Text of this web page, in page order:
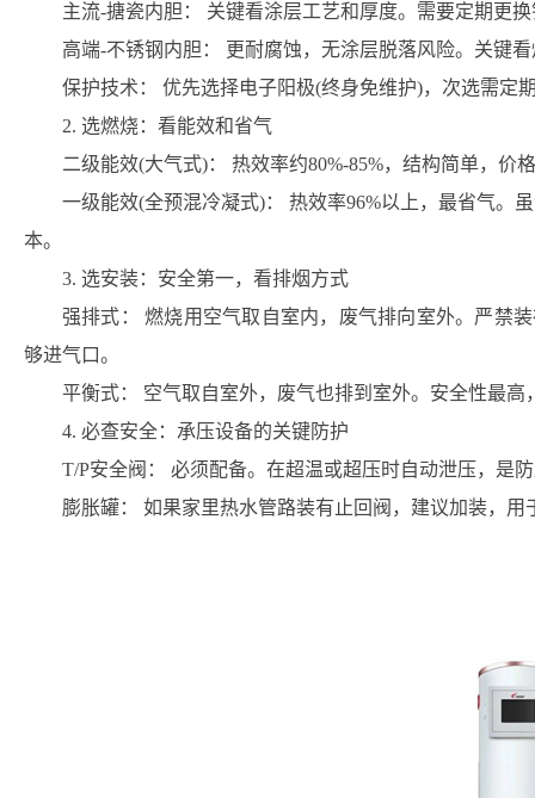
主流-搪瓷内胆： 关键看涂层工艺和厚度。需要定期更
高端-不锈钢内胆： 更耐腐蚀，无涂层脱落风险。关键
保护技术： 优先选择电子阳极(终身免维护)，次选需定
2. 选燃烧：看能效和省气
二级能效(大气式)： 热效率约80%-85%，结构简单，价
一级能效(全预混冷凝式)： 热效率96%以上，最省气。
本。
3. 选安装：安全第一，看排烟方式
强排式： 燃烧用空气取自室内，废气排向室外。严禁
够进气口。
平衡式： 空气取自室外，废气也排到室外。安全性最
4. 必查安全：承压设备的关键防护
T/P安全阀： 必须配备。在超温或超压时自动泄压，是
膨胀罐： 如果家里热水管路装有止回阀，建议加装，